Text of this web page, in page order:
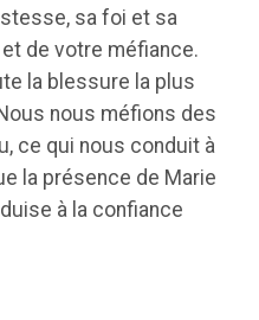
sa foi et sa
de votre méfiance.
la blessure la plus
nous méfions des
ce qui nous conduit à
la présence de Marie
à la confiance